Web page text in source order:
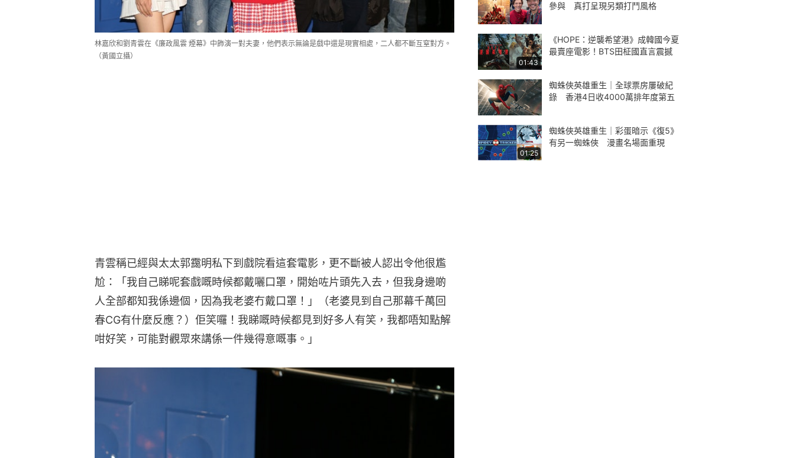
林嘉欣和劉青雲在《廉政風雲 煙幕》中飾演一對夫妻，他們表示無論是戲中還是現實相處，二人都不斷互窒對方。
（黃國立攝）
青雲稱已經與太太郭靄明私下到戲院看這套電影，更不斷被人認出令他很尷
尬：「我自己睇呢套戲嘅時候都戴囇口罩，開始咗片頭先入去，但我身邊啲
人全部都知我係邊個，因為我老婆冇戴口罩！」（老婆見到自己那幕千萬回
春CG有什麼反應？）佢笑囉！我睇嘅時候都見到好多人有笑，我都唔知點解
咁好笑，可能對觀眾來講係一件幾得意嘅事。」
參與 真打呈現另類打鬥風格
01:43
《HOPE：逆襲希望港》成韓國今夏
最賣座電影！BTS田柾國直言震撼
蜘蛛俠英雄重生｜全球票房屢破紀
錄 香港4日收4000萬排年度第五
01:25
蜘蛛俠英雄重生｜彩蛋暗示《復5》
有另一蜘蛛俠 漫畫名場面重現